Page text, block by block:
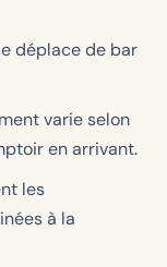
déplace de bar
varie selon
en arrivant.
les
à la